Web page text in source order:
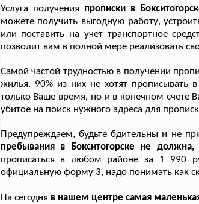
Услуга получения прописки в
можете получить выгодную работу,
или поставить на учет транспортное
позволит вам в полной мере реализовать
Самой частой трудностью в получении
жилья. 90% из них не хотят прописывать
только Ваше время, но и в конечном счете
убитое на поиск нужного адреса для
Предупреждаем, будьте бдительны и не
пребывания в Бокситогорске не
прописаться в любом районе за 1 990
официальную форму 3, надо понимать как
На сегодня в нашем центре самая